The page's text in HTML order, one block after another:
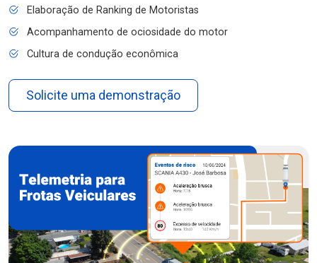
Elaboração de Ranking de Motoristas
Acompanhamento de ociosidade do motor
Cultura de condução econômica
Solicite uma demonstração